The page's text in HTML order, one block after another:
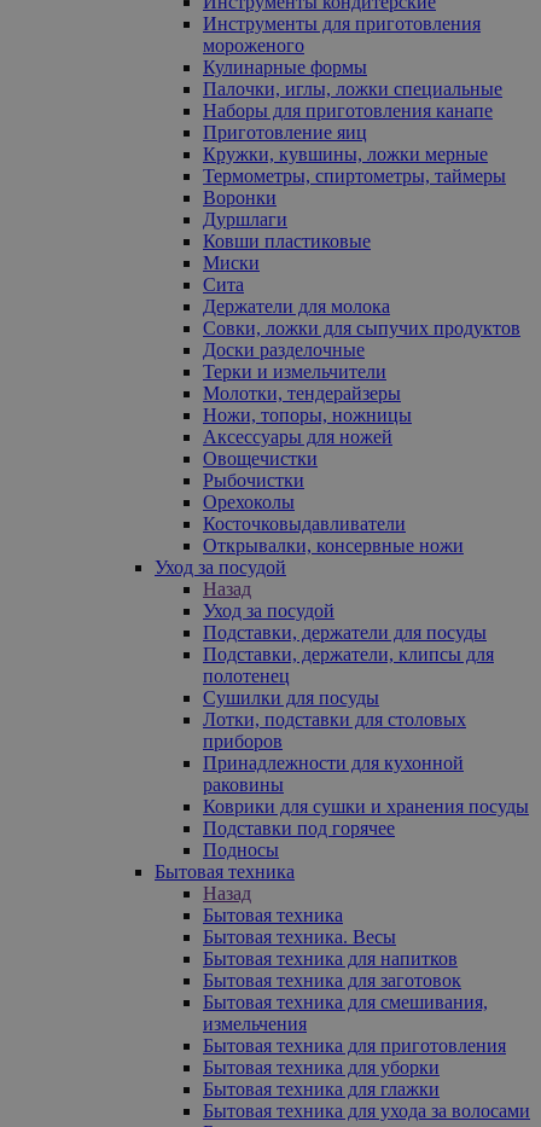
Инструменты для приготовления
мороженого
Кулинарные формы
Палочки, иглы, ложки специальные
Наборы для приготовления канапе
Приготовление яиц
Кружки, кувшины, ложки мерные
Термометры, спиртометры, таймеры
Воронки
Дуршлаги
Ковши пластиковые
Миски
Сита
Держатели для молока
Совки, ложки для сыпучих продуктов
Доски разделочные
Терки и измельчители
Молотки, тендерайзеры
Ножи, топоры, ножницы
Аксессуары для ножей
Овощечистки
Рыбочистки
Орехоколы
Косточковыдавливатели
Открывалки, консервные ножи
Уход за посудой
Назад
Уход за посудой
Подставки, держатели для посуды
Подставки, держатели, клипсы для
полотенец
Сушилки для посуды
Лотки, подставки для столовых
приборов
Принадлежности для кухонной
раковины
Коврики для сушки и хранения посуды
Подставки под горячее
Подносы
Бытовая техника
Назад
Бытовая техника
Бытовая техника. Весы
Бытовая техника для напитков
Бытовая техника для заготовок
Бытовая техника для смешивания,
измельчения
Бытовая техника для приготовления
Бытовая техника для уборки
Бытовая техника для глажки
Бытовая техника для ухода за волосами